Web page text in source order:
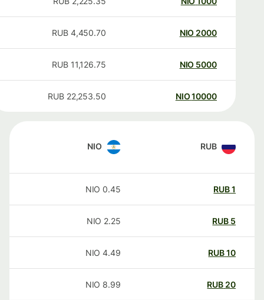
2000
NIO
4,450.70
RUB
5000
NIO
11,126.75
RUB
10000
NIO
22,253.50
RUB
RUB
NIO
RUB
0.45
NIO
RUB
2.25
NIO
RUB
4.49
NIO
20
RUB
8.99
NIO